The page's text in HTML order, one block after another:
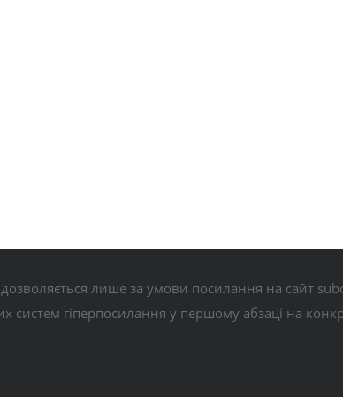
лише за умови посилання на сайт
систем гіперпосилання у першому абзаці на